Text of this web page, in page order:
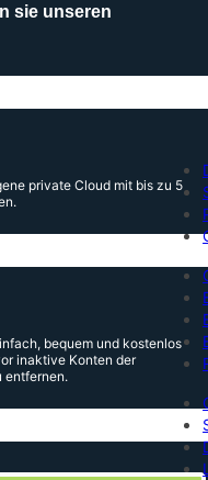
sie unseren
private Cloud mit bis zu 5
bequem und kostenlos
inaktive Konten der
entfernen.